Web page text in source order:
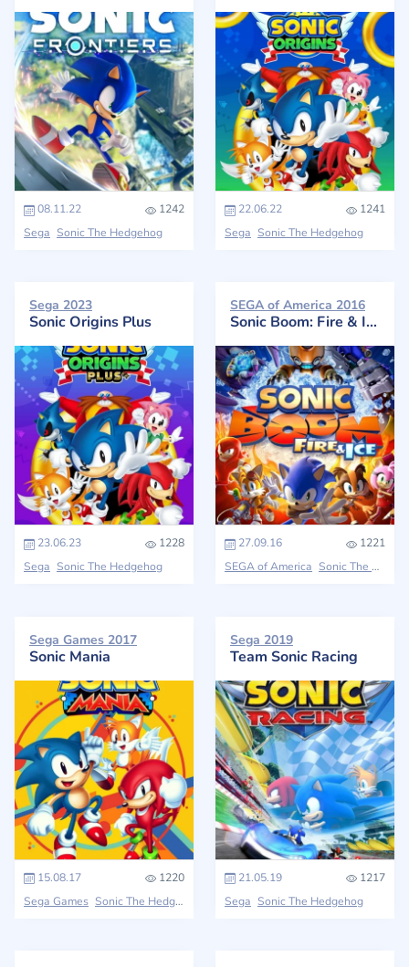
08.11.22
1242
Sega Sonic The Hedgehog
22.06.22
1241
Sega Sonic The Hedgehog
Sega 2023
Sonic Origins Plus
23.06.23
1228
Sega Sonic The Hedgehog
SEGA of America 2016
Sonic Boom: Fire & Ice
27.09.16
1221
SEGA of America Sonic The Hedgehog
Sega Games 2017
Sonic Mania
15.08.17
1220
Sega Games Sonic The Hedgehog
Sega 2019
Team Sonic Racing
21.05.19
1217
Sega Sonic The Hedgehog